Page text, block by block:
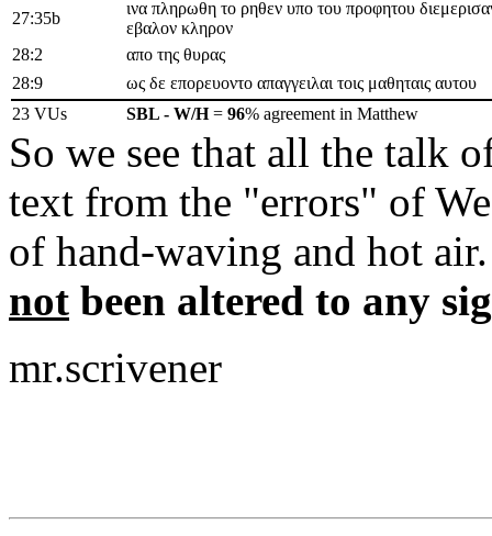
27:35b
ινα πληρωθη το ρηθεν υπο του προφητου
εβαλον κληρον
28:2
απο της θυρας
28:9
ως δε επορευοντο απαγγειλαι τοις μαθηταις αυτου
23 VUs
SBL - W/H= 96% agreement in Matthew
So we see that all the talk
text from the "errors" of
of hand-waving and hot
not been altered to any
mr.scrivener